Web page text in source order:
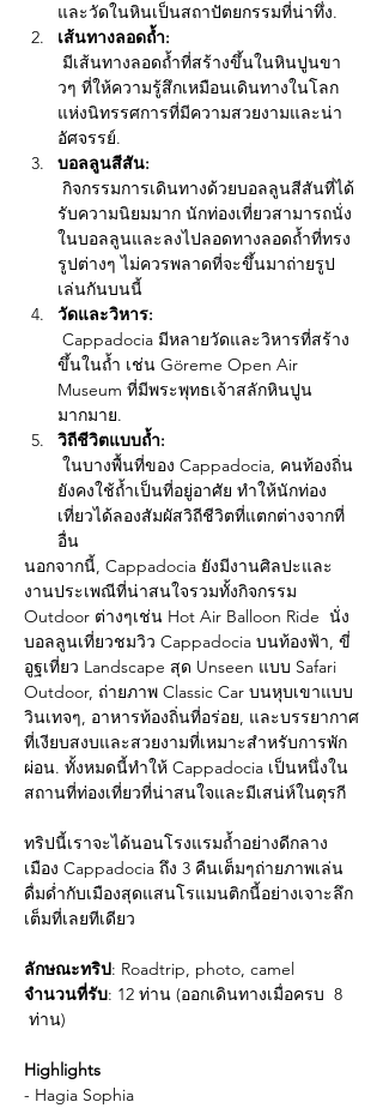
และวัดในหินเป็นสถาปัตยกรรมที่น่าทึ่ง.
เส้นทางลอดถ้ำ:
วๆ ที่ให้ความรู้สึกเหมือนเดินทางในโลก
แห่งนิทรรศการที่มีความสวยงามและน่า
อัศจรรย์.
บอลลูนสีสัน:
รับความนิยมมาก นักท่องเที่ยวสามารถนั่ง
ในบอลลูนและลงไปลอดทางลอดถ้ำที่ทรง
รูปต่างๆ ไม่ควรพลาดที่จะขึ้นมาถ่ายรูป
เล่นกันบนนี้
วัดและวิหาร:
ขึ้นในถ้ำ เช่น Göreme Open Air
Museum ที่มีพระพุทธเจ้าสลักหินปูน
มากมาย.
วิถีชีวิตแบบถ้ำ:
ยังคงใช้ถ้ำเป็นที่อยู่อาศัย ทำให้นักท่อง
เที่ยวได้ลองสัมผัสวิถีชีวิตที่แตกต่างจากที่
อื่น
นอกจากนี้, Cappadocia ยังมีงานศิลปะและ
งานประเพณีที่น่าสนใจรวมทั้งกิจกรรม
Outdoor ต่างๆเช่น Hot Air Balloon Ride  นั่ง
บอลลูนเที่ยวชมวิว Cappadocia บนท้องฟ้า, ขี่
อูฐเที่ยว Landscape สุด Unseen แบบ Safari
Outdoor, ถ่ายภาพ Classic Car บนหุบเขาแบบ
วินเทจๆ, อาหารท้องถิ่นที่อร่อย, และบรรยากาศ
ที่เงียบสงบและสวยงามที่เหมาะสำหรับการพัก
ผ่อน. ทั้งหมดนี้ทำให้ Cappadocia เป็นหนึ่งใน
สถานที่ท่องเที่ยวที่น่าสนใจและมีเสน่ห์ในตุรกี
ทริปนี้เราจะได้นอนโรงแรมถ้ำอย่างดีกลาง
เมือง Cappadocia ถึง 3 คืนเต็มๆถ่ายภาพเล่น
ดื่มด่ำกับเมืองสุดแสนโรแมนติกนี้อย่างเจาะลึก
เต็มที่เลยทีเดียว
ลักษณะทริป: Roadtrip, photo, camel
จำนวนที่รับ: 12 ท่าน (ออกเดินทางเมื่อครบ  8
ท่าน)
Highlights
- Hagia Sophia